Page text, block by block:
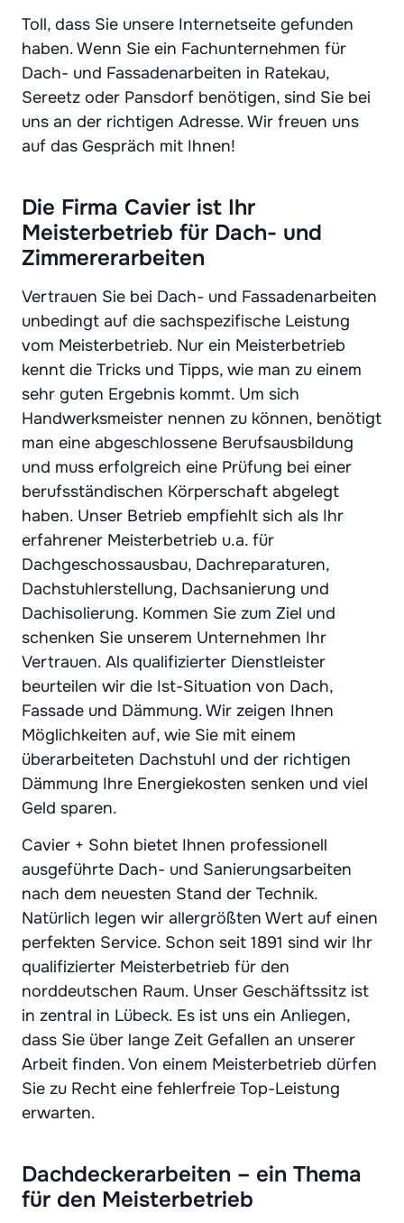
Toll, dass Sie unsere Internetseite gefunden
haben. Wenn Sie ein Fachunternehmen für
Dach- und Fassadenarbeiten in Ratekau,
Sereetz oder Pansdorf benötigen, sind Sie bei
uns an der richtigen Adresse. Wir freuen uns
auf das Gespräch mit Ihnen!
Die Firma Cavier ist Ihr
Meisterbetrieb für Dach- und
Zimmererarbeiten
Vertrauen Sie bei Dach- und Fassadenarbeiten
unbedingt auf die sachspezifische Leistung
vom Meisterbetrieb. Nur ein Meisterbetrieb
kennt die Tricks und Tipps, wie man zu einem
sehr guten Ergebnis kommt. Um sich
Handwerksmeister nennen zu können, benötigt
man eine abgeschlossene Berufsausbildung
und muss erfolgreich eine Prüfung bei einer
berufsständischen Körperschaft abgelegt
haben. Unser Betrieb empfiehlt sich als Ihr
erfahrener Meisterbetrieb u.a. für
Dachgeschossausbau, Dachreparaturen,
Dachstuhlerstellung, Dachsanierung und
Dachisolierung. Kommen Sie zum Ziel und
schenken Sie unserem Unternehmen Ihr
Vertrauen. Als qualifizierter Dienstleister
beurteilen wir die Ist-Situation von Dach,
Fassade und Dämmung. Wir zeigen Ihnen
Möglichkeiten auf, wie Sie mit einem
überarbeiteten Dachstuhl und der richtigen
Dämmung Ihre Energiekosten senken und viel
Geld sparen.
Cavier + Sohn bietet Ihnen professionell
ausgeführte Dach- und Sanierungsarbeiten
nach dem neuesten Stand der Technik.
Natürlich legen wir allergrößten Wert auf einen
perfekten Service. Schon seit 1891 sind wir Ihr
qualifizierter Meisterbetrieb für den
norddeutschen Raum. Unser Geschäftssitz ist
in zentral in Lübeck. Es ist uns ein Anliegen,
dass Sie über lange Zeit Gefallen an unserer
Arbeit finden. Von einem Meisterbetrieb dürfen
Sie zu Recht eine fehlerfreie Top-Leistung
erwarten.
Dachdeckerarbeiten – ein Thema
für den Meisterbetrieb